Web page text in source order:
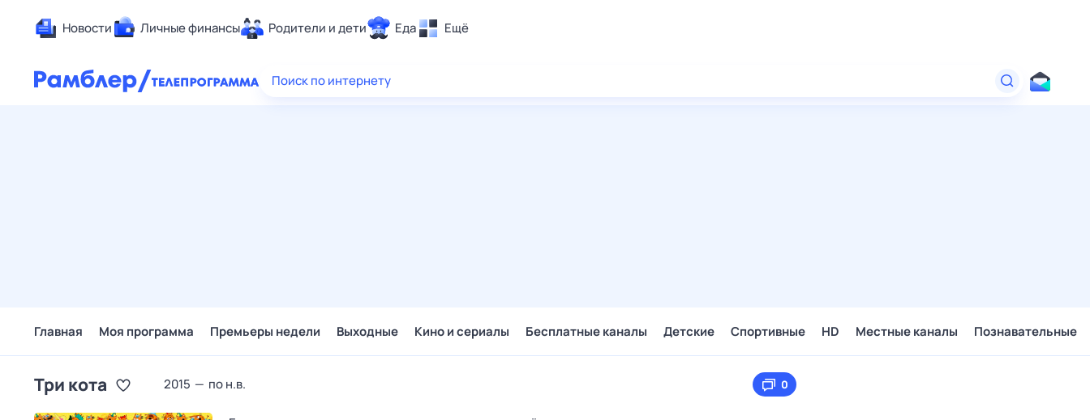
Новости Личные финансы Родители и дети Еда Ещё
Здоровье
Поиск по интернету
Главная Моя программа Премьеры недели Выходные Кино и сериалы Бесплатные каналы Детские Спортивные HD Местные каналы Познавательные
Три кота 2015 — по н.в. 0